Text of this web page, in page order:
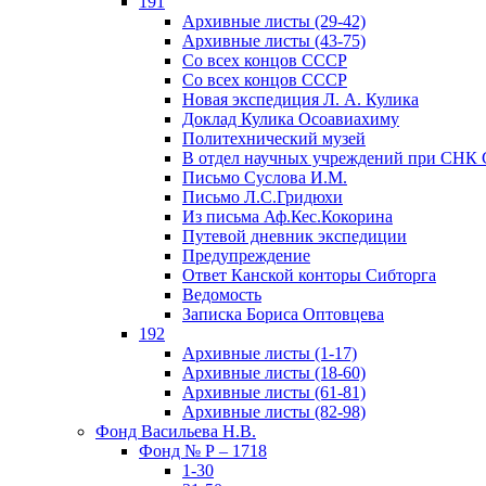
Архивные листы (29-42)
Архивные листы (43-75)
Со всех концов СССР
Со всех концов СССР
Новая экспедиция Л. А. Кулика
Доклад Кулика Осоавиахиму
Политехнический музей
В отдел научных учреждений при
Письмо Суслова И.М.
Письмо Л.С.Гридюхи
Из письма Аф.Кес.Кокорина
Путевой дневник экспедиции
Предупреждение
Ответ Канской конторы Сибторга
Ведомость
Записка Бориса Оптовцева
192
Архивные листы (1-17)
Архивные листы (18-60)
Архивные листы (61-81)
Архивные листы (82-98)
Фонд Васильева Н.В.
Фонд № Р – 1718
1-30